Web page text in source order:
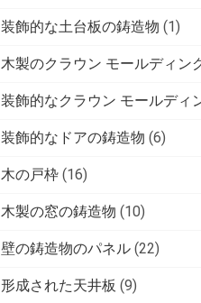
装飾的な土台板の鋳造物 (1)
木製のクラウン モールディン
装飾的なクラウン モールディ
装飾的なドアの鋳造物 (6)
木の戸枠 (16)
木製の窓の鋳造物 (10)
壁の鋳造物のパネル (22)
形成された天井板 (9)